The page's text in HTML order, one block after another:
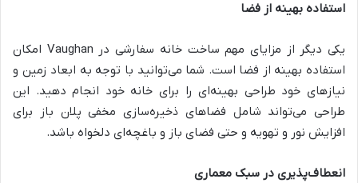
استفاده بهینه از فضا
یکی دیگر از مزایای مهم ساخت خانه سفارشی در Vaughan امکان
استفاده بهینه از فضا است. شما می‌توانید با توجه به ابعاد زمین و
نیازهای خود طراحی بهینه‌ای را برای خانه خود انجام دهید. این
طراحی می‌تواند شامل فضاهای ذخیره‌سازی مخفی پلان باز برای
افزایش نور و تهویه و حتی فضای باز و باغچه‌ای دلخواه باشد.
انعطاف‌پذیری در سبک معماری